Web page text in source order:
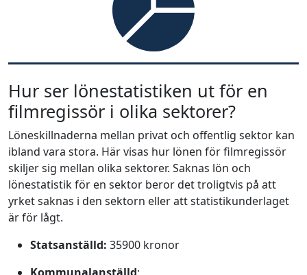
Hur ser lönestatistiken ut för en
filmregissör i olika sektorer?
Löneskillnaderna mellan privat och offentlig sektor kan
ibland vara stora. Här visas hur lönen för filmregissör
skiljer sig mellan olika sektorer. Saknas lön och
lönestatistik för en sektor beror det troligtvis på att
yrket saknas i den sektorn eller att statistikunderlaget
är för lågt.
Statsanställd: 35900 kronor